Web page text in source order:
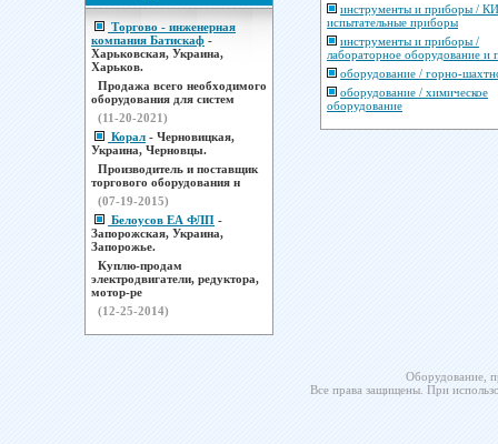
Торгово - инженерная
компания Батискаф -
Харьковская, Украина,
Харьков.
Продажа всего необходимого
оборудования для систем
(11-20-2021)
Корал - Черновицкая,
Украина, Черновцы.
Производитель и поставщик
торгового оборудования н
(07-19-2015)
Белоусов ЕА ФЛП -
Запорожская, Украина,
Запорожье.
Куплю-продам
электродвигатели, редуктора,
мотор-ре
(12-25-2014)
инструменты и приборы /
испытательные приборы
инструменты и приборы /
лабораторное оборудование и
оборудование / горно-
оборудование / химическое
оборудование
Оборудование,
Все права защищены. При